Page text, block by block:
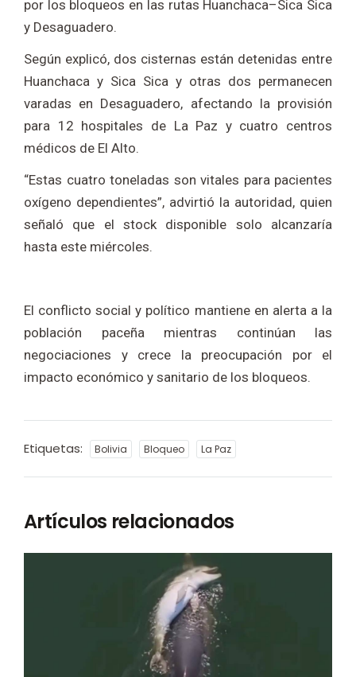
por los bloqueos en las rutas Huanchaca–Sica Sica
y Desaguadero.
Según explicó, dos cisternas están detenidas entre
Huanchaca y Sica Sica y otras dos permanecen
varadas en Desaguadero, afectando la provisión
para 12 hospitales de La Paz y cuatro centros
médicos de El Alto.
“Estas cuatro toneladas son vitales para pacientes
oxígeno dependientes”, advirtió la autoridad, quien
señaló que el stock disponible solo alcanzaría
hasta este miércoles.
El conflicto social y político mantiene en alerta a la
población paceña mientras continúan las
negociaciones y crece la preocupación por el
impacto económico y sanitario de los bloqueos.
Etiquetas: Bolivia Bloqueo La Paz
Artículos relacionados